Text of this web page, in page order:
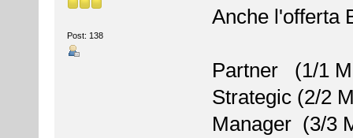
Post: 138
Anche l'offerta
Partner (1/1
Strategic (2/2
Manager (3/3